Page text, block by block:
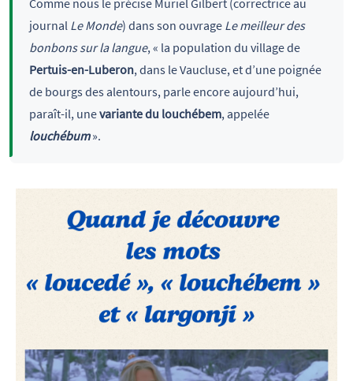
Comme nous le précise Muriel Gilbert (correctrice au
journal Le Monde) dans son ouvrage Le meilleur des
bonbons sur la langue, « la population du village de
Pertuis-en-Luberon, dans le Vaucluse, et d’une poignée
de bourgs des alentours, parle encore aujourd’hui,
paraît-il, unevariante du louchébem, appelée
louchébum».